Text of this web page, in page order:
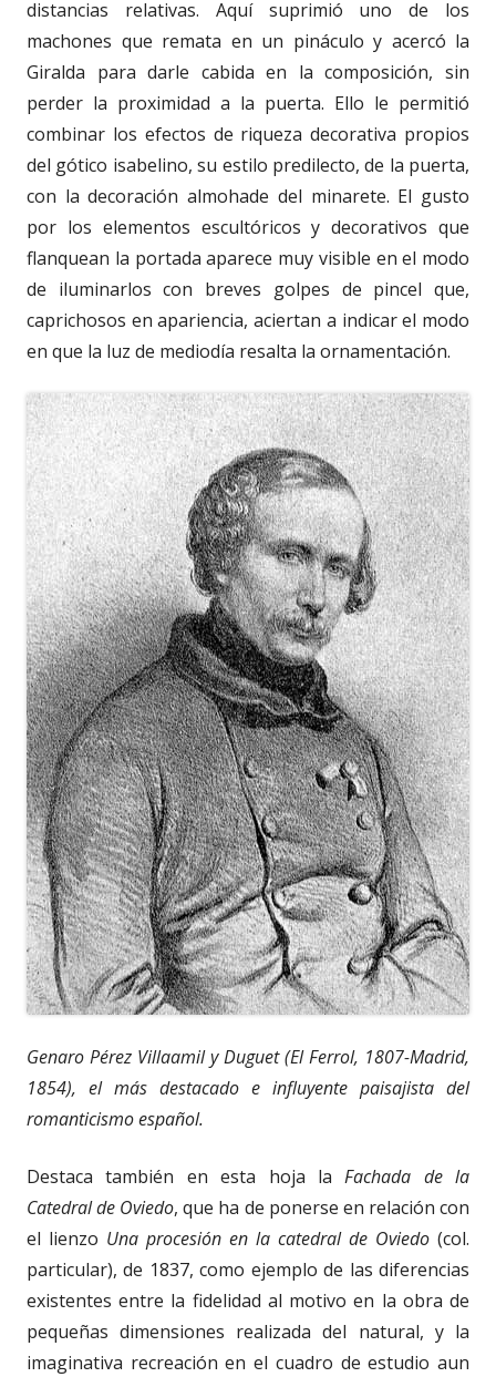
distancias relativas. Aquí suprimió uno de los
machones que remata en un pináculo y acercó la
Giralda para darle cabida en la composición, sin
perder la proximidad a la puerta. Ello le permitió
combinar los efectos de riqueza decorativa propios
del gótico isabelino, su estilo predilecto, de la puerta,
con la decoración almohade del minarete. El gusto
por los elementos escultóricos y decorativos que
flanquean la portada aparece muy visible en el modo
de iluminarlos con breves golpes de pincel que,
caprichosos en apariencia, aciertan a indicar el modo
en que la luz de mediodía resalta la ornamentación.
Genaro Pérez Villaamil y Duguet (El Ferrol, 1807-Madrid,
1854), el más destacado e influyente paisajista del
romanticismo español.
Destaca también en esta hoja laFachada de la
Catedral de Oviedo, que ha de ponerse en relación con
el lienzo Una procesión en la catedral de Oviedo (col.
particular), de 1837, como ejemplo de las diferencias
existentes entre la fidelidad al motivo en la obra de
pequeñas dimensiones realizada del natural, y la
imaginativa recreación en el cuadro de estudio aun